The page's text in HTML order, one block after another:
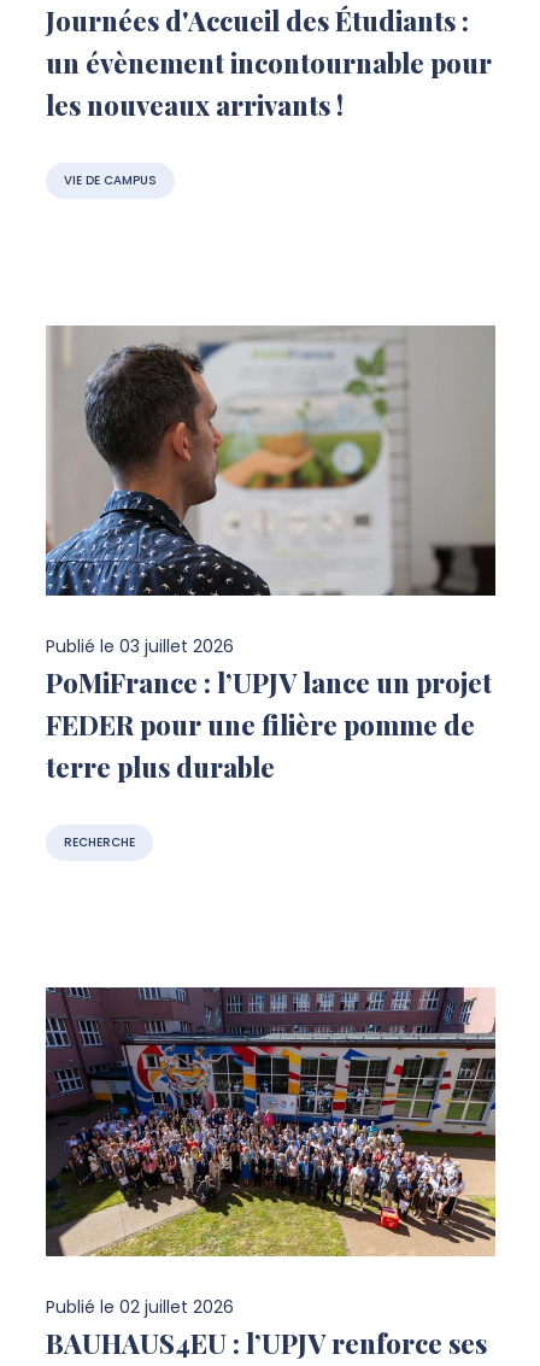
Journées d'Accueil des Étudiants :
un évènement incontournable pour
les nouveaux arrivants !
VIE DE CAMPUS
Publié le 03 juillet 2026
PoMiFrance : l’UPJV lance un projet
FEDER pour une filière pomme de
terre plus durable
RECHERCHE
Publié le 02 juillet 2026
BAUHAUS4EU : l’UPJV renforce ses